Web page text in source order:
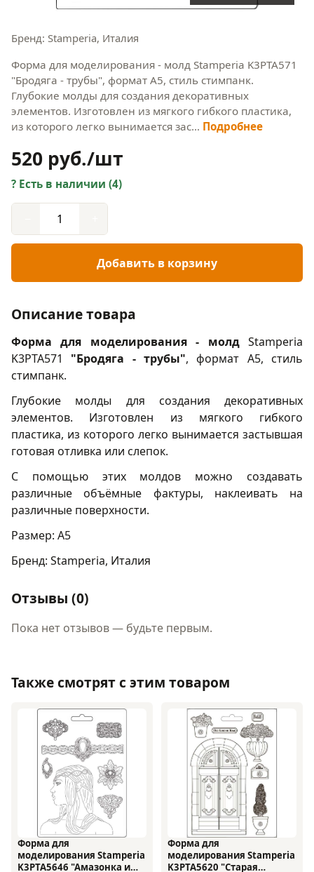
Бренд: Stamperia, Италия
Форма для моделирования - молд Stamperia K3PTA571
"Бродяга - трубы", формат А5, стиль стимпанк.
Глубокие молды для создания декоративных
элементов. Изготовлен из мягкого гибкого пластика,
из которого легко вынимается зас… Подробнее
520 руб./шт
Есть в наличии (4)
Добавить в корзину
Описание товара
Форма для моделирования - молдStamperia
K3PTA571 "Бродяга - трубы", формат А5, стиль
стимпанк.
Глубокие молды для создания декоративных
элементов. Изготовлен из мягкого гибкого
пластика, из которого легко вынимается застывшая
готовая отливка или слепок.
С помощью этих молдов можно создавать
различные объёмные фактуры, наклеивать на
различные поверхности.
Размер: А5
Бренд: Stamperia, Италия
Отзывы (0)
Пока нет отзывов — будьте первым.
Также смотрят с этим товаром
Форма для
моделирования Stamperia
K3PTA5646 "Амазонка и
Форма для
моделирования Stamperia
K3PTA5620 "Старая